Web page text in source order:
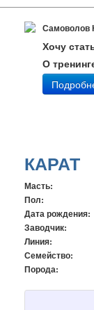
Самоволов
Хочу
О
КАРАТ
Масть:
Пол:
Дата рождения:
Заводчик:
Линия:
Семейство:
Порода: